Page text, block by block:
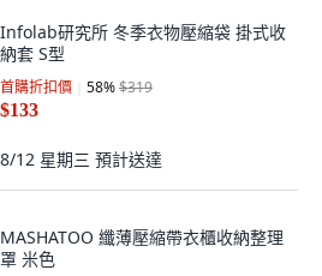
Infolab研究所 冬季衣物壓縮袋 掛式收
納套 S型
首購折扣價 58%$319
$133
8/12 星期三 預計送達
MASHATOO 纖薄壓縮帶衣櫃收納整理
罩 米色